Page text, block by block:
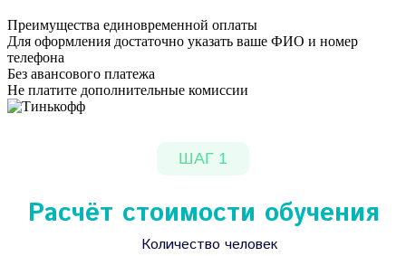
Преимущества единовременной оплаты
Для оформления достаточно указать ваше ФИО и номер
телефона
Без авансового платежа
Не платите дополнительные комиссии